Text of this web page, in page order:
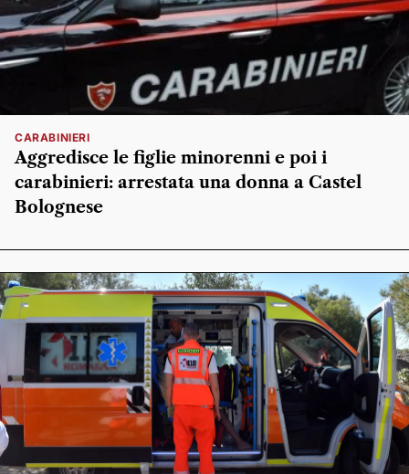
CARABINIERI
Aggredisce le figlie minorenni e poi i
carabinieri: arrestata una donna a Castel
Bolognese